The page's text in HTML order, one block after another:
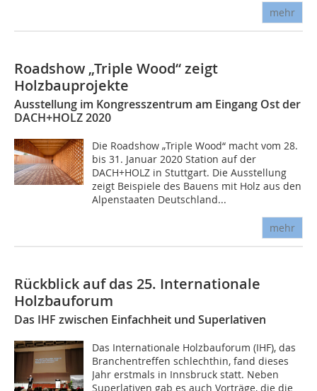
mehr
Roadshow „Triple Wood“ zeigt
Holzbauprojekte
Ausstellung im Kongresszentrum am Eingang Ost der
DACH+HOLZ 2020
Die Roadshow „Triple Wood“ macht vom 28.
bis 31. Januar 2020 Station auf der
DACH+HOLZ in Stuttgart. Die Ausstellung
zeigt Beispiele des Bauens mit Holz aus den
Alpenstaaten Deutschland...
mehr
Rückblick auf das 25. Internationale
Holzbauforum
Das IHF zwischen Einfachheit und Superlativen
Das Internationale Holzbauforum (IHF), das
Branchentreffen schlechthin, fand dieses
Jahr erstmals in Innsbruck statt. Neben
Superlativen gab es auch Vorträge, die die